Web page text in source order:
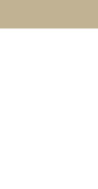
content